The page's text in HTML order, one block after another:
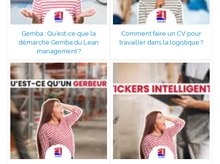
Gemba : Qu’est-ce que la
démarche Gemba du Lean
management ?
Comment faire un CV pour
travailler dans la logistique ?